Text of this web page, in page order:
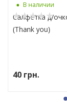
В наличии
Салфетка д/
(Thank you)
40 грн.